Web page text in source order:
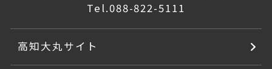
Tel.088-822-5111
高知大丸サイト